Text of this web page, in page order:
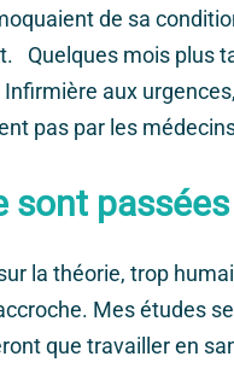
de sa
Quelques mois plus
aux
pas par les
sont
la théorie, trop
Mes études
que travailler en